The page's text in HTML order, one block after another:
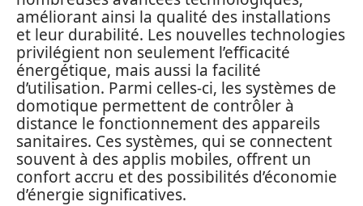
améliorant ainsi la qualité des installations
et leur durabilité. Les nouvelles technologies
privilégient non seulement l’efficacité
énergétique, mais aussi la facilité
d’utilisation. Parmi celles-ci, les systèmes de
domotique permettent de contrôler à
distance le fonctionnement des appareils
sanitaires. Ces systèmes, qui se connectent
souvent à des applis mobiles, offrent un
confort accru et des possibilités d’économie
d’énergie significatives.